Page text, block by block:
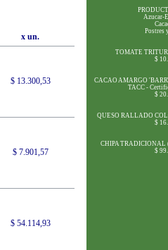
x un.
$ 13.300,53
$ 7.901,57
$ 54.114,93
Azucar-
Postres
TOMATE
$
CACAO AMARGO
TACC -
$
QUESO RALLADO
$
CHIPA TRADICIONAL
$